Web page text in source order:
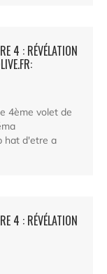
4 : RÉVÉLATION
4ème volet de
hat d'etre a
4 : RÉVÉLATION